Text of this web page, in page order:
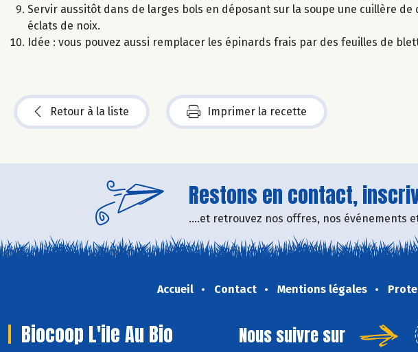
Servir aussitôt dans de larges bols en déposant sur la soupe une cuillère
éclats de noix.
Idée : vous pouvez aussi remplacer les épinards frais par des feuilles de
Retour à la liste Imprimer la recette
Restons en contact,
....et retrouvez nos offres, nos événements
Accueil Contact Mentions légales
Biocoop L'ile Au Bio Nous suivre sur